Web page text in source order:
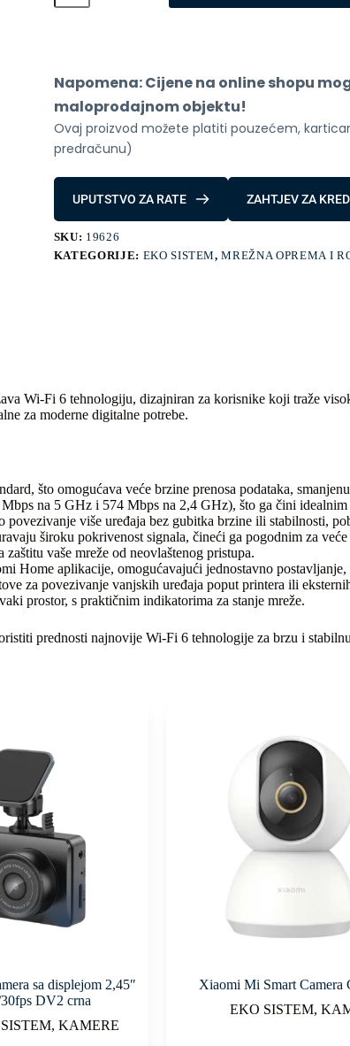
AX3000T
Napomena: Cijene na online shopu
maloprodajnom objektu!
Ovaj proizvod možete platiti pouzećem,
predračunu)
UPUTSTVO ZA RATE ZAHTJEV ZA
SKU: 19626
KATEGORIJE: EKO SISTEM,MREŽNA OPREMA I
Wi-Fi 6 tehnologiju, dizajniran za korisnike koji traže
za moderne digitalne potrebe.
što omogućava veće brzine prenosa podataka,
na 5 GHz i 574 Mbps na 2,4 GHz), što ga čini
povezivanje više uređaja bez gubitka brzine ili stabilnosti,
široku pokrivenost signala, čineći ga pogodnim za
vaše mreže od neovlaštenog pristupa.
Home aplikacije, omogućavajući jednostavno
za povezivanje vanjskih uređaja poput printera ili
prostor, s praktičnim indikatorima za stanje mreže.
prednosti najnovije Wi-Fi 6 tehnologije za brzu i
sa displejom 2,45″
DV2 crna
,KAMERE
Xiaomi Mi Smart Camera
EKO SISTEM,